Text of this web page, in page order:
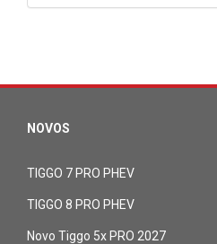
NOVOS
TIGGO 7 PRO PHEV
TIGGO 8 PRO PHEV
Novo Tiggo 5x PRO 2027